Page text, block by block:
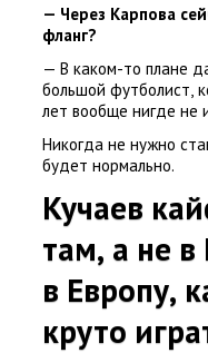
— Через Карпова
фланг?
— В каком-то плане
большой футболист,
лет вообще нигде не
Никогда не нужно
будет нормально.
Кучаев
там, а не в
в Европу,
круто